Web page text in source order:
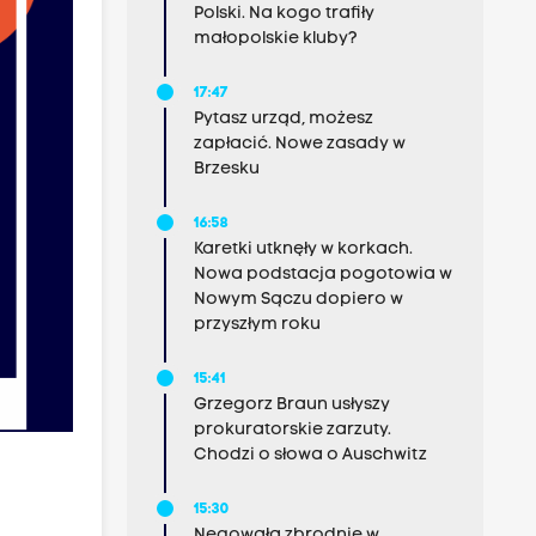
Polski. Na kogo trafiły
małopolskie kluby?
17:47
Pytasz urząd, możesz
zapłacić. Nowe zasady w
Brzesku
16:58
Karetki utknęły w korkach.
Nowa podstacja pogotowia w
Nowym Sączu dopiero w
przyszłym roku
15:41
Grzegorz Braun usłyszy
prokuratorskie zarzuty.
Chodzi o słowa o Auschwitz
15:30